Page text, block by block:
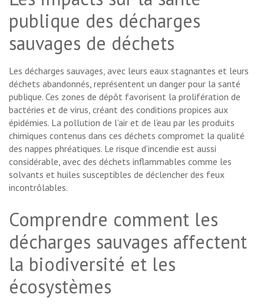
publique des décharges
sauvages de déchets
Les décharges sauvages, avec leurs eaux stagnantes et leurs
déchets abandonnés, représentent un danger pour la santé
publique. Ces zones de dépôt favorisent la prolifération de
bactéries et de virus, créant des conditions propices aux
épidémies. La pollution de l’air et de l’eau par les produits
chimiques contenus dans ces déchets compromet la qualité
des nappes phréatiques. Le risque d’incendie est aussi
considérable, avec des déchets inflammables comme les
solvants et huiles susceptibles de déclencher des feux
incontrôlables.
Comprendre comment les
décharges sauvages affectent
la biodiversité et les
écosystèmes